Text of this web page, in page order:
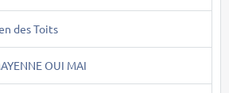
des Toits
OUI MAI